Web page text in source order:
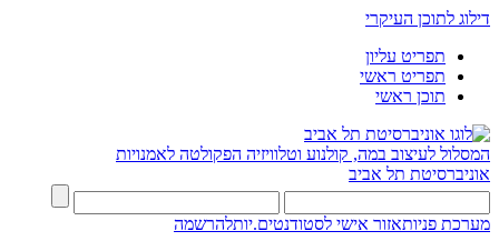
דילוג לתוכן העיקרי
תפריט עליון
תפריט ראשי
תוכן ראשי
המסלול לעיצוב במה, קולנוע וטלוויזיה הפקולטה לאמנויות
אוניברסיטת תל אביב
מערכת פניותאזור אישי לסטודנטים.יותלהרשמה